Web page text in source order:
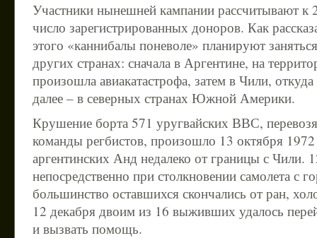
Участники нынешней кампании рассчитывают к
число зарегистрированных доноров. Как
этого «каннибалы поневоле» планируют
других странах: сначала в Аргентине, на
произошла авиакатастрофа, затем в Чили,
далее – в северных странах Южной Америки.
Крушение борта 571 уругвайских ВВС,
команды регбистов, произошло 13 октября 1972
аргентинских Анд недалеко от границы с Чили.
непосредственно при столкновении самолета с
большинство оставшихся скончались от ран,
12 декабря двоим из 16 выживших удалось
и вызвать помощь.